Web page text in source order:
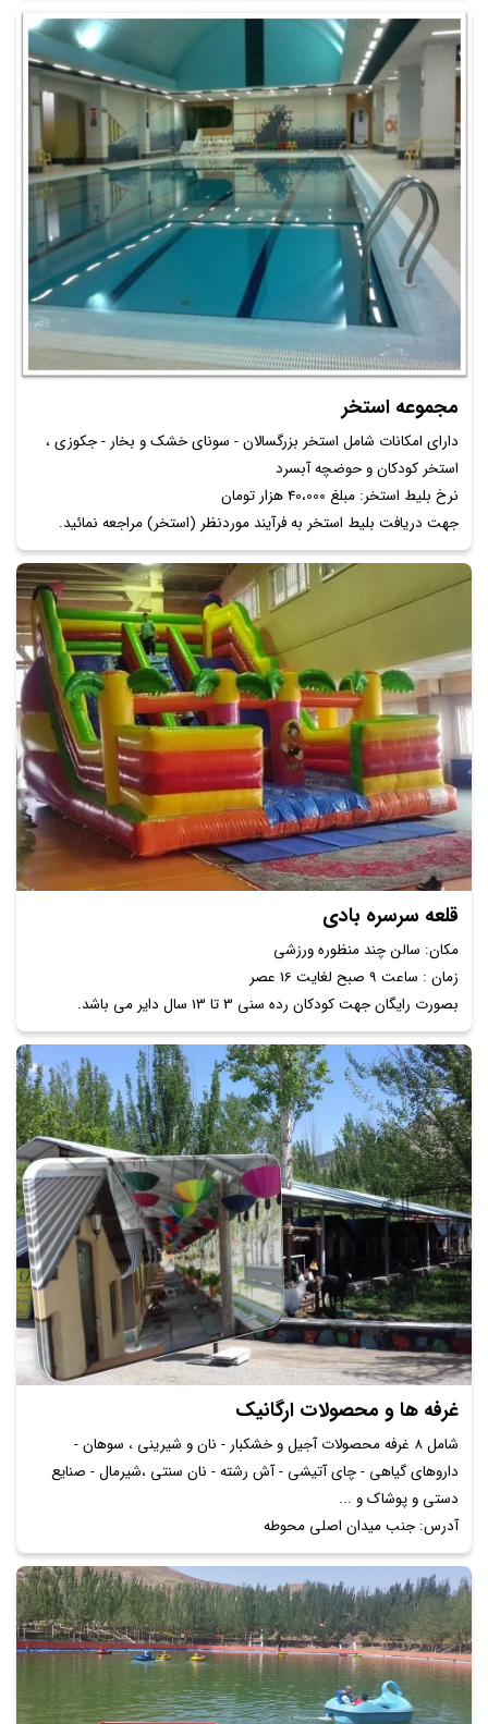
مجموعه استخر
دارای امکانات شامل استخر بزرگسالان - سونای خشک و بخار - جکوزی ،
استخر کودکان و حوضچه آبسرد
نرخ بلیط استخر: مبلغ 40،000 هزار تومان
جهت دریافت بلیط استخر به فرآیند موردنظر (استخر) مراجعه نمائید.
قلعه سرسره بادی
مکان: سالن چند منظوره ورزشی
زمان : ساعت 9 صبح لغایت 16 عصر
بصورت رایگان جهت کودکان رده سنی 3 تا 13 سال دایر می باشد.
غرفه ها و محصولات ارگانیک
شامل 8 غرفه محصولات آجیل و خشکبار - نان و شیرینی ، سوهان -
داروهای گیاهی - چای آتیشی - آش رشته - نان سنتی ،شیرمال - صنایع
دستی و پوشاک و ...
آدرس: جنب میدان اصلی محوطه